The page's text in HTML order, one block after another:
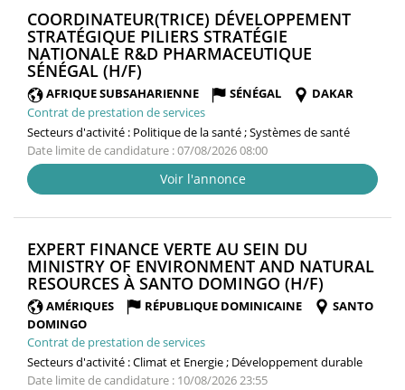
COORDINATEUR(TRICE) DÉVELOPPEMENT
STRATÉGIQUE PILIERS STRATÉGIE
NATIONALE R&D PHARMACEUTIQUE
SÉNÉGAL (H/F)
FENÊTRE)
AFRIQUE SUBSAHARIENNE SÉNÉGAL
DAKAR
Contrat de prestation de services
Secteurs d'activité : Politique de la santé ; Systèmes de santé
Date limite de candidature : 07/08/2026 08:00
Voir l'annonce
EXPERT FINANCE VERTE AU SEIN DU
MINISTRY OF ENVIRONMENT AND NATURAL
RESOURCES À SANTO DOMINGO (H/F)
FENÊTRE)
AMÉRIQUES RÉPUBLIQUE DOMINICAINE
SANTO
DOMINGO
Contrat de prestation de services
Secteurs d'activité :Climat et Energie ; Développement durable
Date limite de candidature : 10/08/2026 23:55